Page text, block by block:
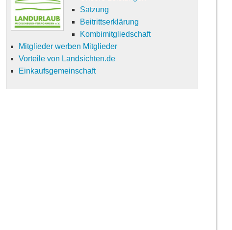
Satzung
Beitrittserklärung
Kombimitgliedschaft
Mitglieder werben Mitglieder
Vorteile von Landsichten.de
Einkaufsgemeinschaft